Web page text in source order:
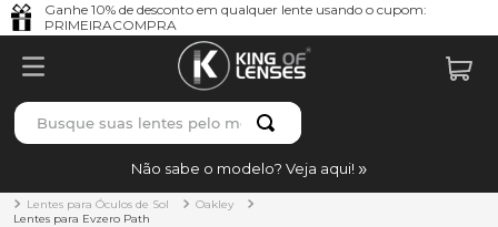
Ganhe 10% de desconto em qualquer lente usando o cupom:
PRIMEIRACOMPRA
Não sabe o modelo? Veja aqui!
Lentes para Óculos de Sol
Oakley
Lentes para Evzero Path